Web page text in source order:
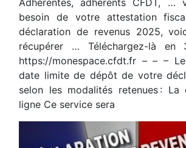
Adhérentes, adhérents CFDT, …
besoin de votre attestation
déclaration de revenus 2025,
récupérer … Téléchargez-là
https://monespace.cfdt.fr – – –
date limite de dépôt de votre
selon les modalités retenues : La
ligne Ce service sera